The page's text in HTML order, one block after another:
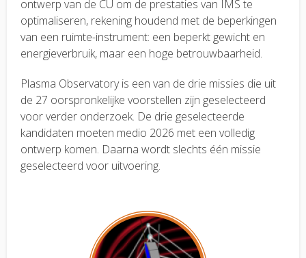
ontwerp van de CU om de prestaties van IMS te
optimaliseren, rekening houdend met de beperkingen
van een ruimte-instrument: een beperkt gewicht en
energieverbruik, maar een hoge betrouwbaarheid.
Plasma Observatory is een van de drie missies die uit
de 27 oorspronkelijke voorstellen zijn geselecteerd
voor verder onderzoek. De drie geselecteerde
kandidaten moeten medio 2026 met een volledig
ontwerp komen. Daarna wordt slechts één missie
geselecteerd voor uitvoering.